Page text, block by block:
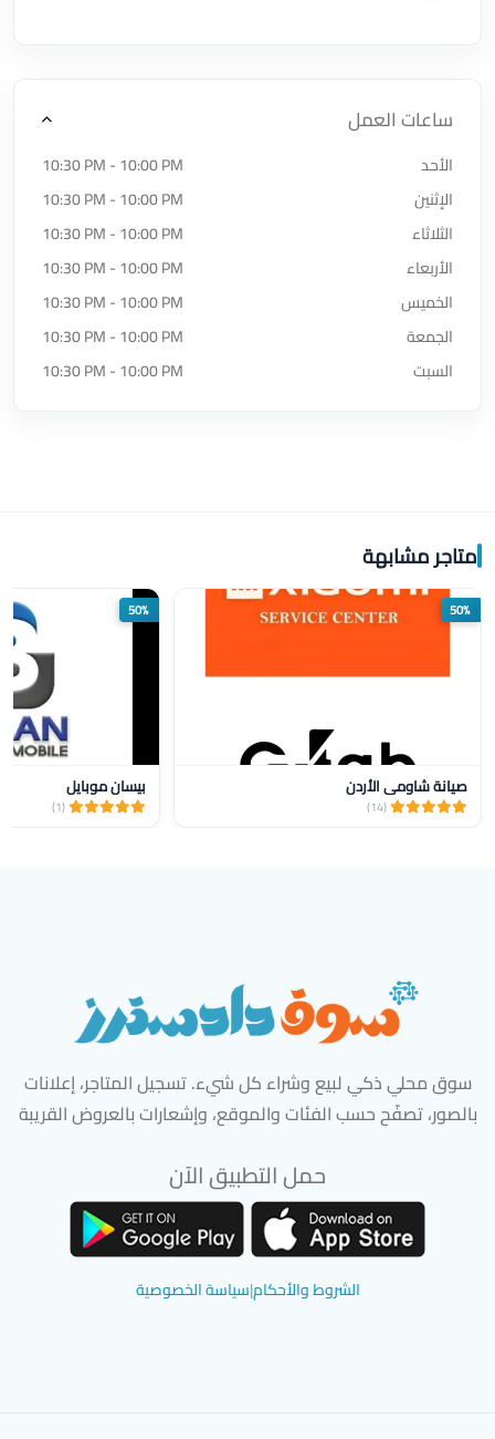
ساعات العمل
الأحد
10:30 PM - 10:00 PM
الإثنين
10:30 PM - 10:00 PM
الثلاثاء
10:30 PM - 10:00 PM
الأربعاء
10:30 PM - 10:00 PM
الخميس
10:30 PM - 10:00 PM
الجمعة
10:30 PM - 10:00 PM
السبت
10:30 PM - 10:00 PM
متاجر مشابهة
50%
صيانة شاومي الأردن
(14)
50%
بيسان موبايل
(1)
سوق محلي ذكي لبيع وشراء كل شيء. تسجيل المتاجر، إعلانات
بالصور، تصفّح حسب الفئات والموقع، وإشعارات بالعروض القريبة
حمل التطبيق الآن
الشروط والأحكام|سياسة الخصوصية